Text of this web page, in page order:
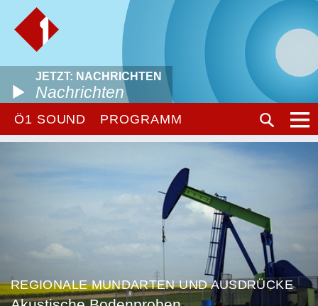
JETZT: NACHRICHTEN
Nachrichten
Ö1 SOUND PROGRAMM
REGIONALE MUNDARTEN UND AUSDRÜCKE